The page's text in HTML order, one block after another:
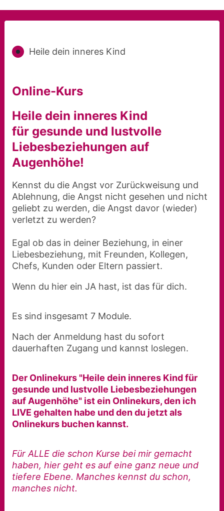
Heile dein inneres Kind
Online-Kurs
Heile dein inneres Kind
für gesunde und lustvolle
Liebesbeziehungen auf
Augenhöhe!
Kennst du die Angst vor Zurückweisung und
Ablehnung, die Angst nicht gesehen und nicht
geliebt zu werden, die Angst davor (wieder)
verletzt zu werden?
Egal ob das in deiner Beziehung, in einer
Liebesbeziehung, mit Freunden, Kollegen,
Chefs, Kunden oder Eltern passiert.
Wenn du hier ein JA hast, ist das für dich.
Es sind insgesamt 7 Module.
Nach der Anmeldung hast du sofort
dauerhaften Zugang und kannst loslegen.
Der Onlinekurs "Heile dein inneres Kind für
gesunde und lustvolle Liebesbeziehungen
auf Augenhöhe" ist ein Onlinekurs, den ich
LIVE gehalten habe und den du jetzt als
Onlinekurs buchen kannst.
Für ALLE die schon Kurse bei mir gemacht
haben, hier geht es auf eine ganz neue und
tiefere Ebene. Manches kennst du schon,
manches nicht.